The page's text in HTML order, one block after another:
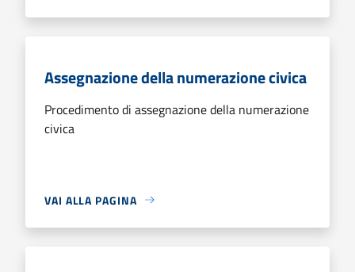
Assegnazione della numerazione civica
Procedimento di assegnazione della numerazione
civica
VAI ALLA PAGINA